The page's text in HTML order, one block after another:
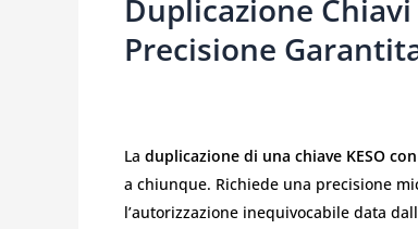
Duplicazione Chiavi
Precisione
La duplicazione di una chiave KESO
a chiunque. Richiede una precisione
l’autorizzazione inequivocabile data